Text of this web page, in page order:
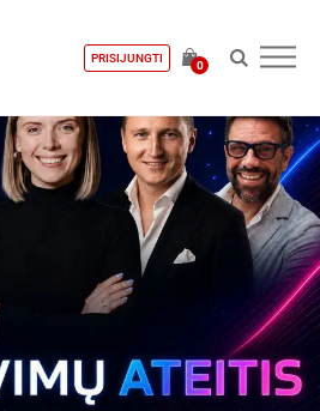
PRISIJUNGTI
0